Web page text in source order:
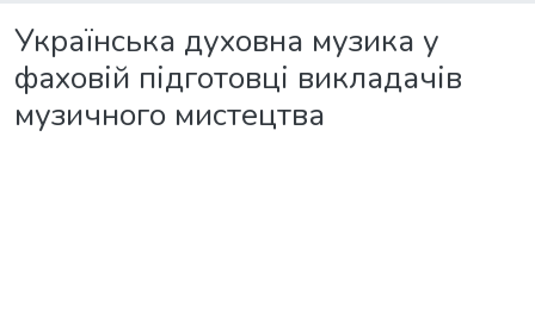
Українська духовна музика у
фаховій підготовці викладачів
музичного мистецтва